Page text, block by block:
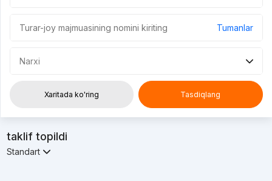
Tumanlar
Narxi
Xaritada ko'ring Tasdiqlang
taklif topildi
Standart